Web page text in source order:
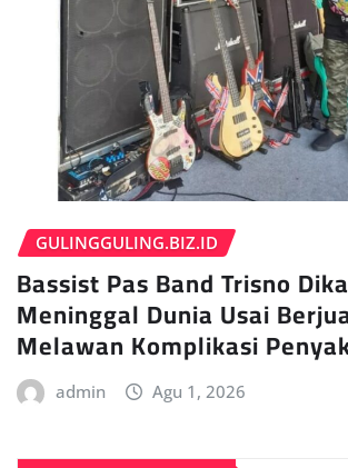
GULINGGULING.BIZ.ID
Bassist Pas Band Trisno
Meninggal Dunia Usai
Melawan Komplikasi
admin Agu 1, 2026